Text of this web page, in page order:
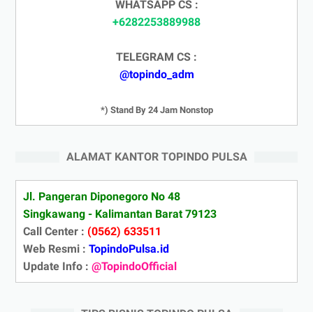
WHATSAPP CS :
+6282253889988
TELEGRAM CS :
@topindo_adm
*) Stand By 24 Jam Nonstop
ALAMAT KANTOR TOPINDO PULSA
Jl. Pangeran Diponegoro No 48
Singkawang - Kalimantan Barat 79123
Call Center : (0562) 633511
Web Resmi : TopindoPulsa.id
Update Info : @TopindoOfficial